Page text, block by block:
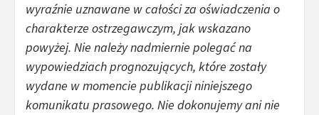
wyraźnie uznawane w całości za oświadczenia o
charakterze ostrzegawczym, jak wskazano
powyżej. Nie należy nadmiernie polegać na
wypowiedziach prognozujących, które zostały
wydane w momencie publikacji niniejszego
komunikatu prasowego. Nie dokonujemy ani nie